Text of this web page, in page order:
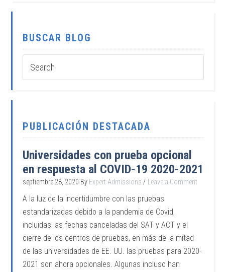
BUSCAR BLOG
PUBLICACIÓN DESTACADA
Universidades con prueba opcional
en respuesta al COVID-19 2020-2021
septiembre 28, 2020 By Expert Admissions Leave a Comment
A la luz de la incertidumbre con las pruebas
estandarizadas debido a la pandemia de Covid,
incluidas las fechas canceladas del SAT y ACT y el
cierre de los centros de pruebas, en más de la mitad
de las universidades de EE. UU. las pruebas para 2020-
2021 son ahora opcionales. Algunas incluso han